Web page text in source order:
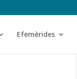
Efemèrides